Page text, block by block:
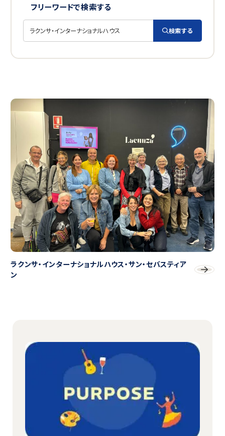
エクアドル
ボリビア
キューバ
フリーワードで検索する
検索する
ラクンサ・インターナショナルハウス・サン・セバスティア
ン